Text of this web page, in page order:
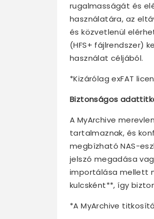
rugalmasságát és
használatára, az
és közvetlenül
(HFS+ fájlrendszer)
használat céljából.
*Kizárólag exFAT
Biztonságos
A MyArchive
tartalmaznak, és
megbízható NAS-
jelszó megadása
importálása mellett
kulcsként**, így
*A MyArchive